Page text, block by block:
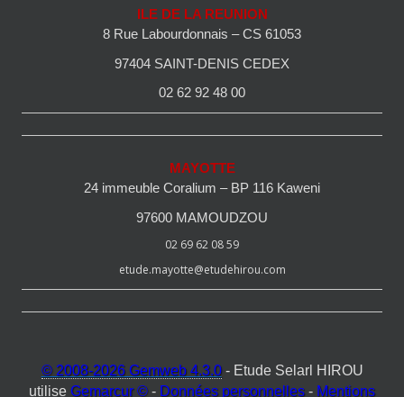
ILE DE LA REUNION
8 Rue Labourdonnais – CS 61053
97404 SAINT-DENIS CEDEX
02 62 92 48 00
MAYOTTE
24 immeuble Coralium – BP 116 Kaweni
97600 MAMOUDZOU
02 69 62 08 59
etude.mayotte@etudehirou.com
© 2008-2026 Gemweb 4.3.0- Etude Selarl HIROU
utilise Gemarcur © - Données personnelles - Mentions